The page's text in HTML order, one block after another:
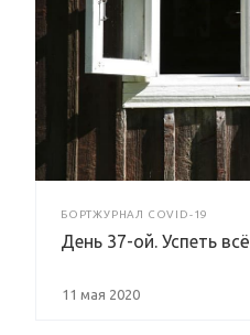
БОРТЖУРНАЛ COVID-19
День 37-ой. Успеть всё.
11 мая 2020